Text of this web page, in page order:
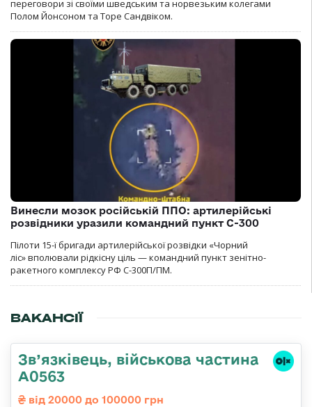
переговори зі своїми шведським та норвезьким колегами
Полом Йонсоном та Торе Сандвіком.
Винесли мозок російській ППО: артилерійські
розвідники уразили командний пункт С-300
Пілоти 15-ї бригади артилерійської розвідки «Чорний
ліс» вполювали рідкісну ціль — командний пункт зенітно-
ракетного комплексу РФ С-300П/ПМ.
ВАКАНСІЇ
Зв’язківець, військова частина
А0563
від 20000 до 100000 грн